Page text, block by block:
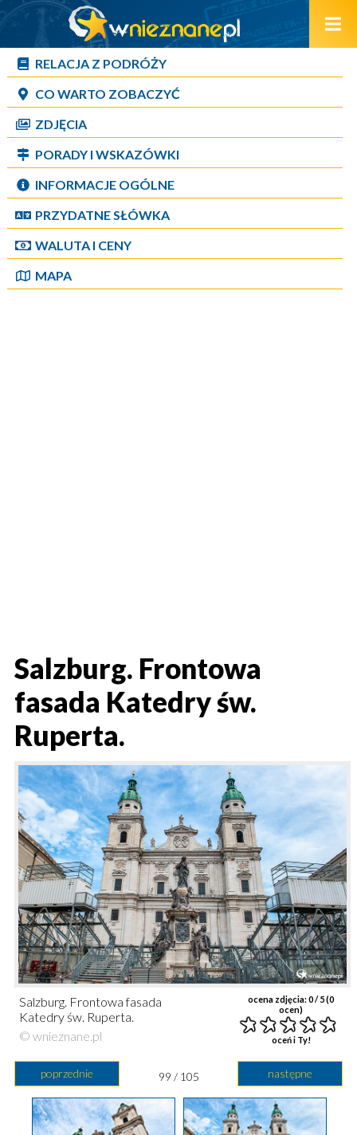
RELACJA Z PODRÓŻY
CO WARTO ZOBACZYĆ
ZDJĘCIA
PORADY I WSKAZÓWKI
INFORMACJE OGÓLNE
PRZYDATNE SŁÓWKA
WALUTA I CENY
MAPA
Salzburg. Frontowa
fasada Katedry św.
Ruperta.
ocena zdjęcia:0/ 5 (0
ocen)
oceń i Ty!
Salzburg. Frontowa fasada
Katedry św. Ruperta.
© wnieznane.pl
poprzednie następne
99 / 105